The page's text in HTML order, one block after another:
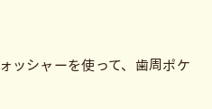
ッシャーを使って、歯周ポケ